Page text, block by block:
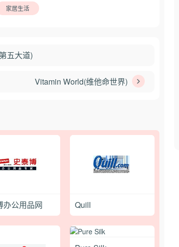
家居生活
五大道)
Vitamin World(维他命世界)
办公用品网 Quill